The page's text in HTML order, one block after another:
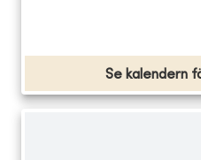
Se kalendern